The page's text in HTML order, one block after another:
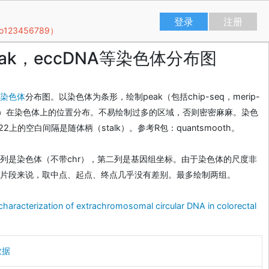
）
注册
登录
，eccDNA等染色体分布图
染色体分布图。以染色体为条形，绘制peak（包括chip-seq，merip-
染色体上的位置分布。不易绘制过多的区域，否则密密麻麻。染色
上的空白间隔是随体柄（stalk）。参考R包：quantsmooth。
是染色体（不带chr），第二列是基因组坐标。由于染色体的尺度非
段来说，取中点、起点、终点几乎没有差别。最多绘制两组。
of extrachromosomal circular DNA in colorectal
据